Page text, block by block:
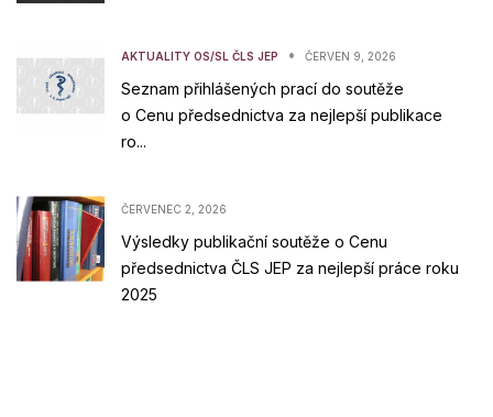
AKTUALITY OS/SL ČLS JEP • ČERVEN 9, 2026
Seznam přihlášených prací do soutěže
o Cenu předsednictva za nejlepší publikace
ro...
ČERVENEC 2, 2026
Výsledky publikační soutěže o Cenu
předsednictva ČLS JEP za nejlepší práce roku
2025